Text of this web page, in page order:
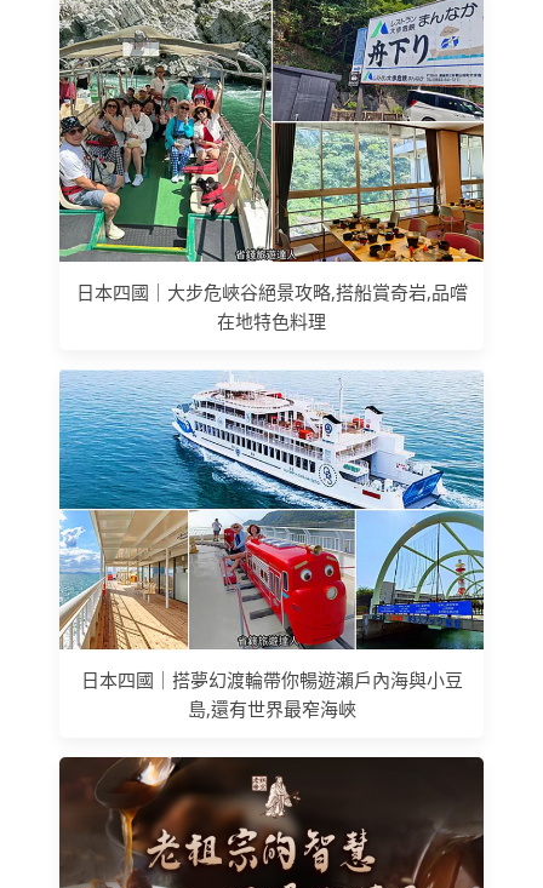
日本四國｜大步危峽谷絕景攻略,搭船賞奇岩,品嚐
在地特色料理
日本四國｜搭夢幻渡輪帶你暢遊瀨戶內海與小豆
島,還有世界最窄海峽